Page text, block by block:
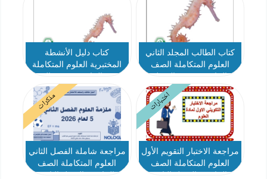
كتاب الطالب المجلد الثاني
العلوم المتكاملة الصف
الدراسي الثاني 2025-2026
كتاب دليل الأنشطة
المختبرية العلوم المتكاملة
الدراسي الثاني 2025-2026
اختبارات
مراجعة الاختبار التقويم الأول
العلوم المتكاملة الصف
مذكرات
مراجعة شاملة الفصل الثاني
العلوم المتكاملة الصف